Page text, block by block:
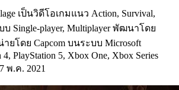
เป็นวิดีโอเกมแนว Action, Survival,
Single-player, Multiplayer พัฒนาโดย
ยโดย Capcom บนระบบ Microsoft
4, PlayStation 5, Xbox One, Xbox Series
พ.ค. 2021